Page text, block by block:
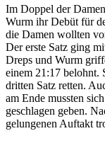
Im Doppel der
Wurm ihr Debüt für
die Damen wollten
Der erste Satz ging
Dreps und Wurm
einem 21:17 belohnt.
dritten Satz retten.
am Ende mussten
geschlagen geben.
gelungenen Auftakt